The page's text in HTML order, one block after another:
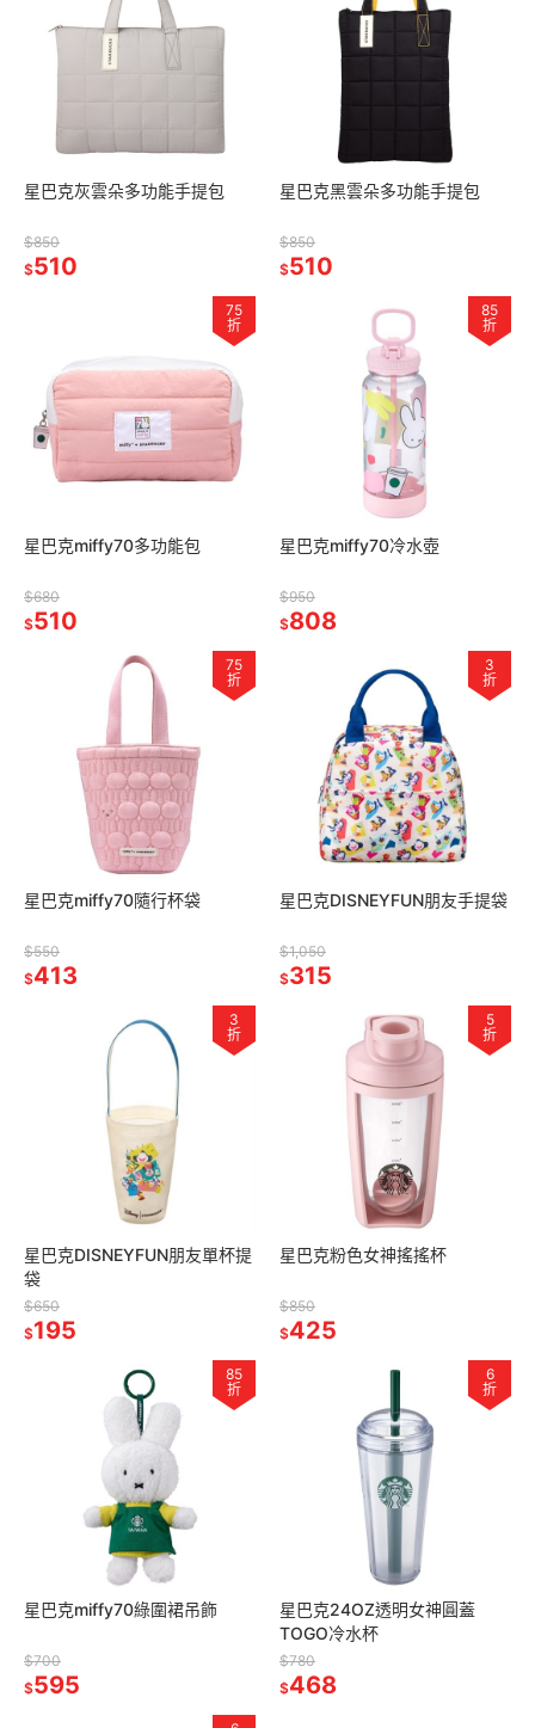
星巴克灰雲朵多功能手提包
$850
$510
星巴克黑雲朵多功能手提包
$850
$510
75
折
星巴克miffy70多功能包
$680
$510
85
折
星巴克miffy70冷水壺
$950
$808
75
折
星巴克miffy70隨行杯袋
$550
$413
3
折
星巴克DISNEYFUN朋友手提袋
$1,050
$315
3
折
星巴克DISNEYFUN朋友單杯提
袋
$650
$195
5
折
星巴克粉色女神搖搖杯
$850
$425
85
折
星巴克miffy70綠圍裙吊飾
$700
$595
6
折
星巴克24OZ透明女神圓蓋
TOGO冷水杯
$780
$468